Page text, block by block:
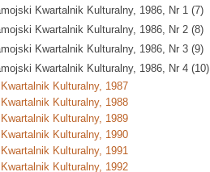
Kwartalnik Kulturalny, 1986, Nr 1 (7)
Kwartalnik Kulturalny, 1986, Nr 2 (8)
Kwartalnik Kulturalny, 1986, Nr 3 (9)
Kwartalnik Kulturalny, 1986, Nr 4 (10)
Kulturalny, 1987
Kulturalny, 1988
Kulturalny, 1989
Kulturalny, 1990
Kulturalny, 1991
Kulturalny, 1992